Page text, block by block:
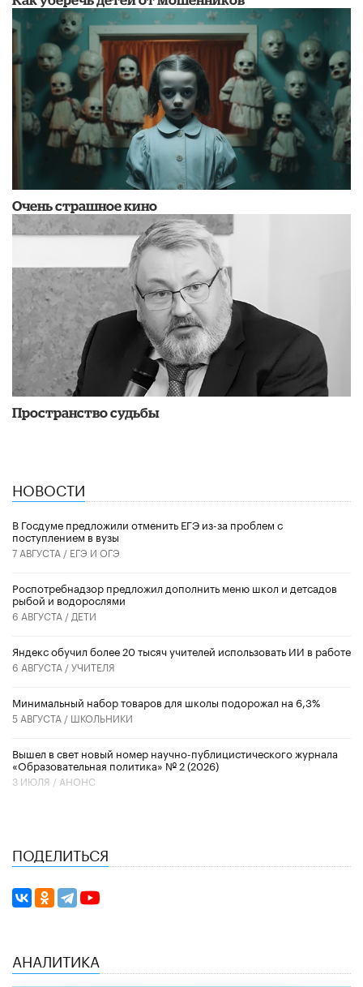
Очень страшное кино
Пространство судьбы
НОВОСТИ
В Госдуме предложили отменить ЕГЭ из-за проблем с
поступлением в вузы
7 АВГУСТА / ЕГЭ И ОГЭ
Роспотребнадзор предложил дополнить меню школ и детсадов
рыбой и водорослями
6 АВГУСТА / ДЕТИ
​Яндекс обучил более 20 тысяч учителей использовать ИИ в работе
6 АВГУСТА /УЧИТЕЛЯ
Минимальный набор товаров для школы подорожал на 6,3%
5 АВГУСТА / ШКОЛЬНИКИ
Вышел в свет новый номер научно-публицистического журнала
«Образовательная политика» № 2 (2026)
3 ИЮЛЯ / АНОНС
ПОДЕЛИТЬСЯ
АНАЛИТИКА